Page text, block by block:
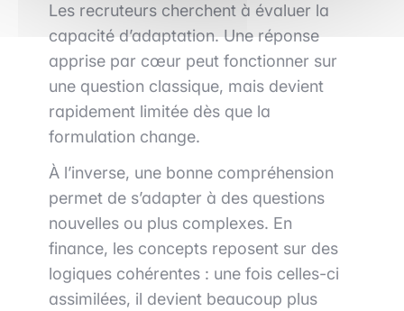
Les recruteurs cherchent à évaluer la
capacité d’adaptation. Une réponse
apprise par cœur peut fonctionner sur
une question classique, mais devient
rapidement limitée dès que la
formulation change.
À l’inverse, une bonne compréhension
permet de s’adapter à des questions
nouvelles ou plus complexes. En
finance, les concepts reposent sur des
logiques cohérentes : une fois celles-ci
assimilées, il devient beaucoup plus